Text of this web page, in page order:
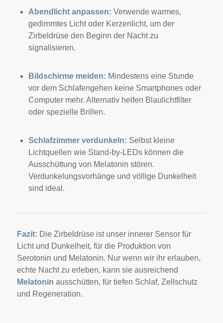
Abendlicht anpassen: Verwende warmes,
gedimmtes Licht oder Kerzenlicht, um der
Zirbeldrüse den Beginn der Nacht zu
signalisieren.
Bildschirme meiden: Mindestens eine Stunde
vor dem Schlafengehen keine Smartphones oder
Computer mehr. Alternativ helfen Blaulichtfilter
oder spezielle Brillen.
Schlafzimmer verdunkeln: Selbst kleine
Lichtquellen wie Stand-by-LEDs können die
Ausschüttung von Melatonin stören.
Verdunkelungsvorhänge und völlige Dunkelheit
sind ideal.
Fazit: Die Zirbeldrüse ist unser innerer Sensor für
Licht und Dunkelheit, für die Produktion von
Serotonin und Melatonin. Nur wenn wir ihr erlauben,
echte Nacht zu erleben, kann sie ausreichend
Melatonin ausschütten, für tiefen Schlaf, Zellschutz
und Regeneration.